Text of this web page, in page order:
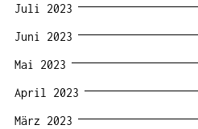
Juli 2023
Juni 2023
Mai 2023
April 2023
März 2023